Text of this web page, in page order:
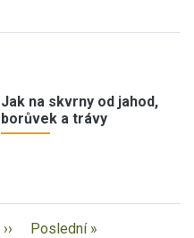
Jak na skvrny od jahod,
borůvek a trávy
›› Poslední »